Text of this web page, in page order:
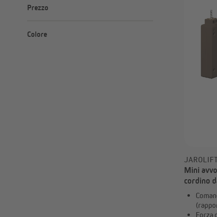
Prezzo
Colore
Mini
cordino
Forza